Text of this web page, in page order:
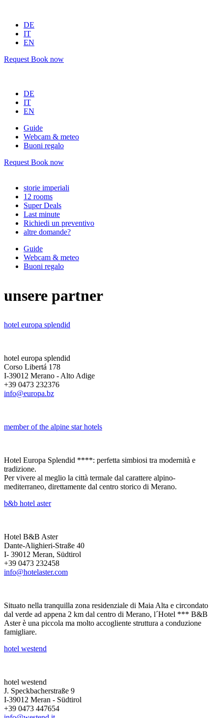
DE
IT
EN
Request Book now
DE
IT
EN
Guide
Webcam & meteo
Buoni regalo
Request Book now
storie imperiali
12 rooms
Super Deals
Last minute
Richiedi un preventivo
altre domande?
Guide
Webcam & meteo
Buoni regalo
unsere partner
hotel europa splendid
hotel europa splendid
Corso Libertá 178
I-39012 Merano - Alto Adige
+39 0473 232376
info@europa.bz
member of the alpine star hotels
Hotel Europa Splendid ****: perfetta simbiosi tra modernità e
tradizione.
Per vivere al meglio la città termale dal carattere alpino-
mediterraneo, direttamente dal centro storico di Merano.
b&b hotel aster
Hotel B&B Aster
Dante-Alighieri-Straße 40
I- 39012 Meran, Südtirol
+39 0473 232458
info@hotelaster.com
Situato nella tranquilla zona residenziale di Maia Alta e circondato
dal verde ad appena 2 km dal centro di Merano, l´Hotel *** B&B
Aster è una piccola ma molto accogliente struttura a conduzione
famigliare.
hotel westend
hotel westend
J. Speckbacherstraße 9
I-39012 Meran - Südtirol
+39 0473 447654